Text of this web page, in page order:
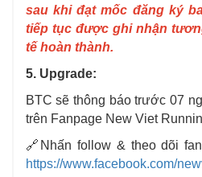
sau khi đạt mốc đăng ký
tiếp tục được ghi nhận
tế hoàn thành.
5. Upgrade:
BTC sẽ thông báo trước 07
trên Fanpage New Viet
🔗Nhấn follow & theo dõi
https://www.facebook.com/